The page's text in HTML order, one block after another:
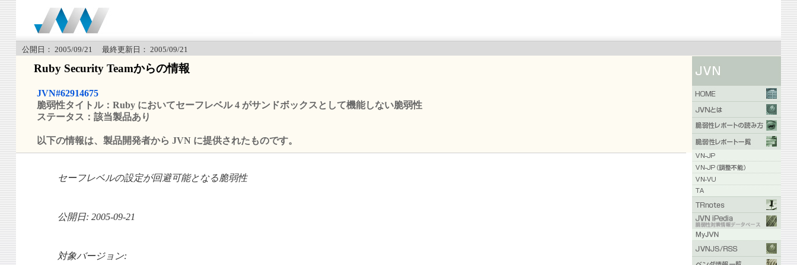
公開日： 2005/09/21 最終更新日： 2005/09/21
Ruby Security Teamからの情報
JVN#62914675
脆弱性タイトル：Ruby においてセーフレベル 4 がサンドボックスとして機能しない脆弱性
ステータス：該当製品あり
以下の情報は、製品開発者から JVN に提供されたものです。
セーフレベルの設定が回避可能となる脆弱性
公開日: 2005-09-21
対象バージョン: